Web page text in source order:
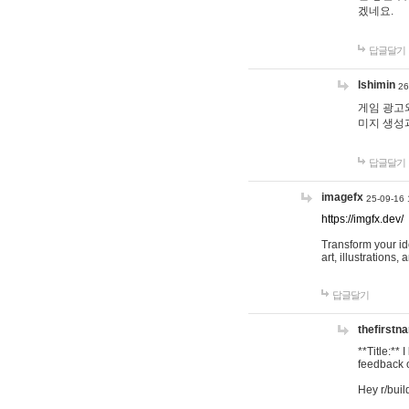
겠네요.
답글달기
lshimin
게임 광고
미지 생성
답글달기
imagefx 25-09-16
https://imgfx.dev/
Transform your
art, illustrations,
답글달기
**Title:** I
feedback
Hey r/